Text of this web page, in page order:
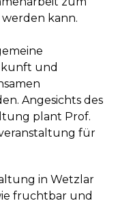
kann.
und
Angesichts des
plant Prof.
für
in Wetzlar
fruchtbar und